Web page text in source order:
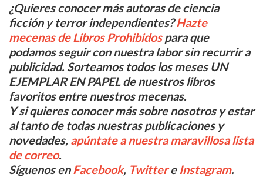
¿Quieres conocer más autoras de ciencia
ficción y terror independientes?Hazte
mecenas de Libros Prohibidospara que
podamos seguir con nuestra labor sin recurrir a
publicidad. Sorteamos todos los meses UN
EJEMPLAR EN PAPEL de nuestros libros
favoritos entre nuestros mecenas.
Y si quieres conocer más sobre nosotros y estar
al tanto de todas nuestras publicaciones y
novedades, apúntate a nuestra maravillosa lista
de correo.
Síguenos enFacebook, Twittere Instagram.